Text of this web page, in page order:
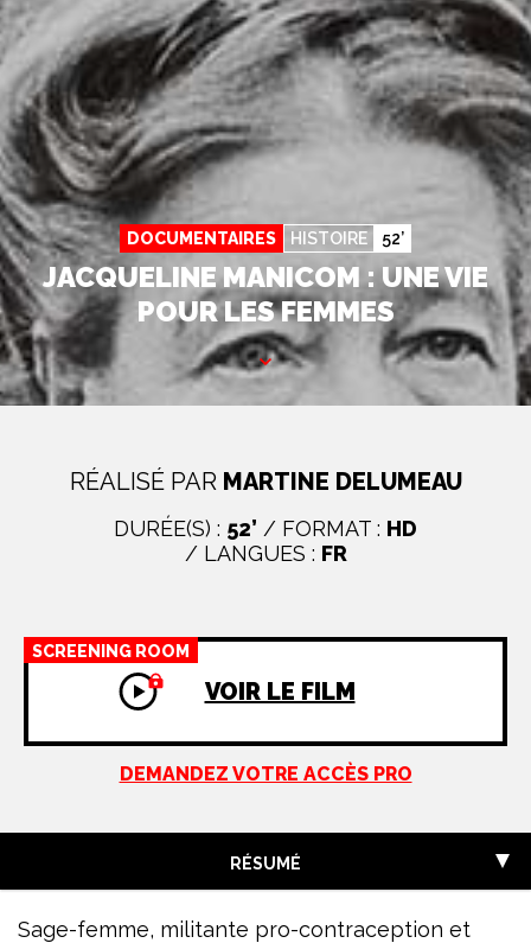
DOCUMENTAIRES HISTOIRE 52’
JACQUELINE MANICOM : UNE VIE
POUR LES FEMMES
RÉALISÉ PAR MARTINE DELUMEAU
DURÉE(S) : 52’ / FORMAT : HD
/ LANGUES : FR
SCREENING ROOM
VOIR LE FILM
DEMANDEZ VOTRE ACCÈS PRO
RÉSUMÉ
Sage-femme, militante pro-contraception et